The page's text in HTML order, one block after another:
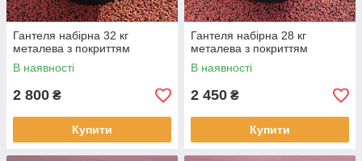
Гантеля набірна 32 кг
металева з покриттям
В наявності
2 800 ₴
Купити
Гантеля набірна 28 кг
металева з покриттям
В наявності
2 450 ₴
Купити